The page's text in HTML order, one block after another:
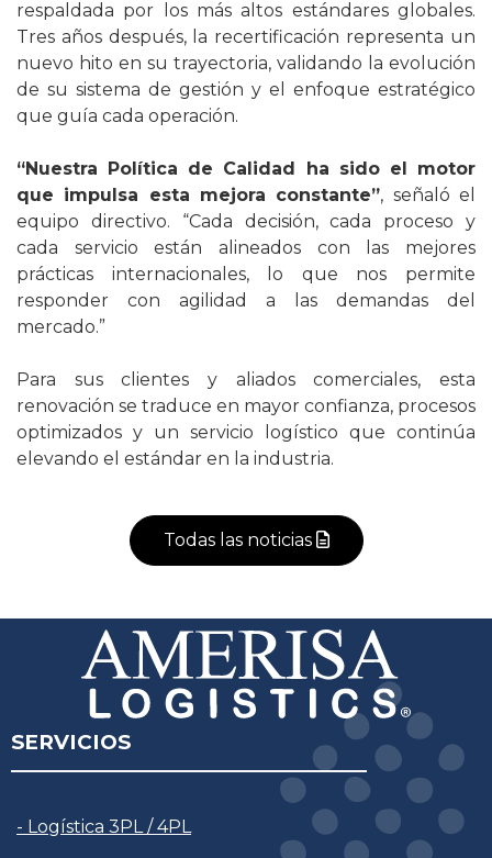
respaldada por los más altos estándares globales.
Tres años después, la recertificación representa un
nuevo hito en su trayectoria, validando la evolución
de su sistema de gestión y el enfoque estratégico
que guía cada operación.
“Nuestra Política de Calidad ha sido el motor
que impulsa esta mejora constante”, señaló el
equipo directivo. “Cada decisión, cada proceso y
cada servicio están alineados con las mejores
prácticas internacionales, lo que nos permite
responder con agilidad a las demandas del
mercado.”
Para sus clientes y aliados comerciales, esta
renovación se traduce en mayor confianza, procesos
optimizados y un servicio logístico que continúa
elevando el estándar en la industria.
Todas las noticias
SERVICIOS
- Logística 3PL / 4PL